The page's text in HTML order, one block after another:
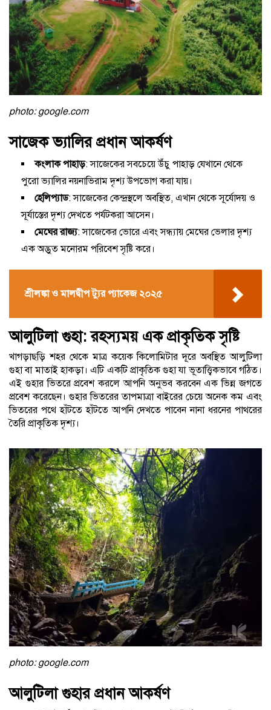
photo: google.com
সাজেক ভ্যালির প্রধান আকর্ষণ
কংলাক পাহাড়: সাজেকের সবচেয়ে উঁচু পাহাড় যেখানে থেকে
পুরো ভ্যালির নয়নাভিরাম দৃশ্য উপভোগ করা যায়।
হেলিপ্যাড: সাজেকের কেন্দ্রস্থলে অবস্থিত, এখান থেকে সূর্যোদয় ও
সূর্যাস্তের দৃশ্য দেখতে পর্যটকরা আসেন।
মেঘের রাজ্য: সাজেকের ভোরে এবং সন্ধ্যায় মেঘের ভেলার দৃশ্য
এক অদ্ভুত মনোরম পরিবেশ সৃষ্টি করে।
শ্রীলঙ্কা ও মালদ্বীপ ট্যুর প্যাকেজ ২০২৫
আলুটিলা গুহা: রহস্যময় এক প্রাকৃতিক সৃষ্টি
খাগড়াছড়ি শহর থেকে মাত্র কয়েক কিলোমিটার দূরে অবস্থিত আলুটিলা
গুহা বা মাতাই হাকড়া। এটি একটি প্রাকৃতিক গুহা যা ভূতাত্ত্বিকভাবে গঠিত।
এই গুহার ভিতরে প্রবেশ করলে আপনি অনুভব করবেন এক ভিন্ন জগতে
প্রবেশ করেছেন। গুহার ভিতরের তাপমাত্রা বাইরের চেয়ে অনেক কম এবং
ভিতরের পথে হাঁটতে হাঁটতে আপনি দেখতে পাবেন নানা ধরনের পাথরের
তৈরি প্রাকৃতিক দৃশ্য।
photo: google.com
আলুটিলা গুহার প্রধান আকর্ষণ